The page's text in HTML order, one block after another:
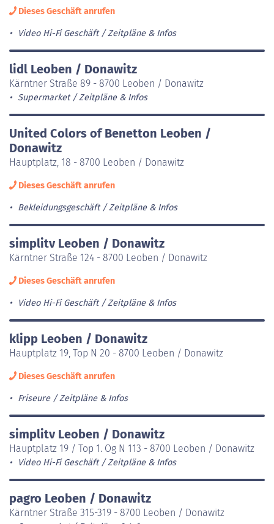
Dieses Geschäft anrufen
Video Hi-Fi Geschäft Zeitpläne & Infos
lidl Leoben / Donawitz
Kärntner Straße 89 - 8700 Leoben / Donawitz
Supermarket Zeitpläne & Infos
United Colors of Benetton Leoben /
Donawitz
Hauptplatz, 18 - 8700 Leoben / Donawitz
Dieses Geschäft anrufen
Bekleidungsgeschäft Zeitpläne & Infos
simplitv Leoben / Donawitz
Kärntner Straße 124 - 8700 Leoben / Donawitz
Dieses Geschäft anrufen
Video Hi-Fi Geschäft Zeitpläne & Infos
klipp Leoben / Donawitz
Hauptplatz 19, Top N 20 - 8700 Leoben / Donawitz
Dieses Geschäft anrufen
Friseure Zeitpläne & Infos
simplitv Leoben / Donawitz
Hauptplatz 19 / Top 1. Og N 113 - 8700 Leoben / Donawitz
Video Hi-Fi Geschäft Zeitpläne & Infos
pagro Leoben / Donawitz
Kärntner Straße 315-319 - 8700 Leoben / Donawitz